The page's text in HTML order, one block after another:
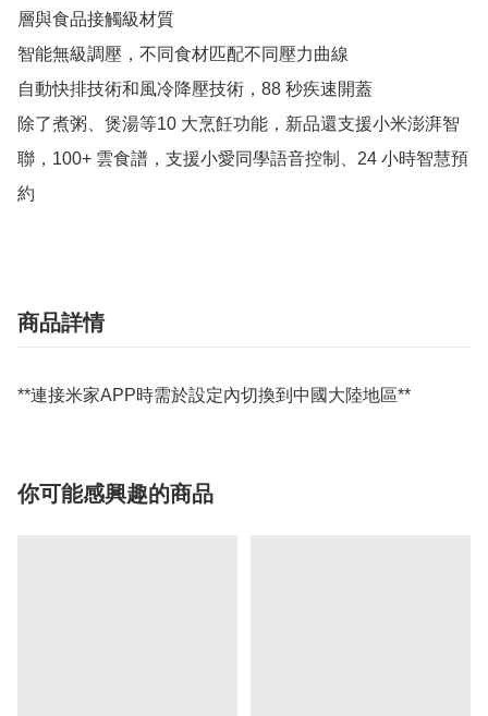
層與食品接觸級材質
智能無級調壓，不同食材匹配不同壓力曲線
自動快排技術和風冷降壓技術，88 秒疾速開蓋
除了煮粥、煲湯等10 大烹飪功能，新品還支援小米澎湃智
聯，100+ 雲食譜，支援小愛同學語音控制、24 小時智慧預
約
商品詳情
**連接米家APP時需於設定內切換到中國大陸地區**
你可能感興趣的商品